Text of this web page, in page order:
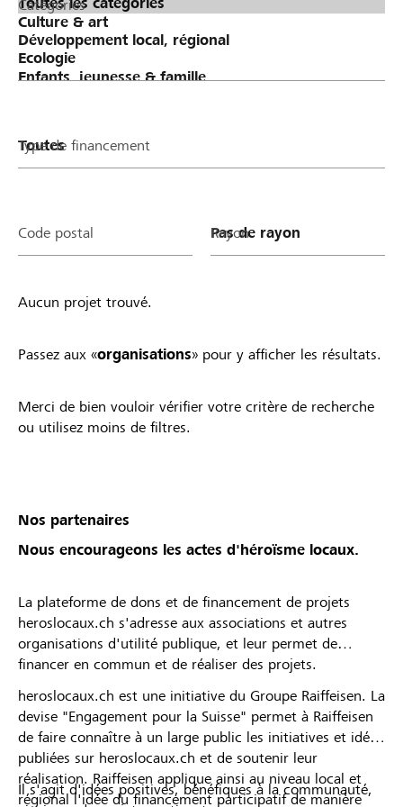
Catégories
Type de financement
Code postal Rayon
Aucun projet trouvé.
Passez aux «organisations» pour y afficher les résultats.
Merci de bien vouloir vérifier votre critère de recherche
ou utilisez moins de filtres.
Nos partenaires
Nous encourageons les actes d'héroïsme locaux.
La plateforme de dons et de financement de projets
heroslocaux.ch s'adresse aux associations et autres
organisations d'utilité publique, et leur permet de
financer en commun et de réaliser des projets.
heroslocaux.ch est une initiative du Groupe Raiffeisen. La
devise "Engagement pour la Suisse" permet à Raiffeisen
de faire connaître à un large public les initiatives et idées
publiées sur heroslocaux.ch et de soutenir leur
réalisation. Raiffeisen applique ainsi au niveau local et
régional l'idée du financement participatif de manière
Il s'agit d'idées positives, bénéfiques à la communauté,